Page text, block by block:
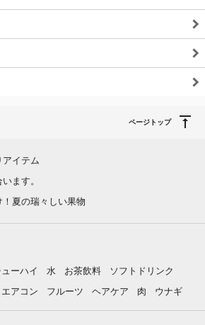
ページトップ
アイテム
ます。
夏の瑞々しい果物
ーハイ 水 お茶飲料
ソフトドリンク
エアコン フルーツ ヘアケア 肉 ウナギ